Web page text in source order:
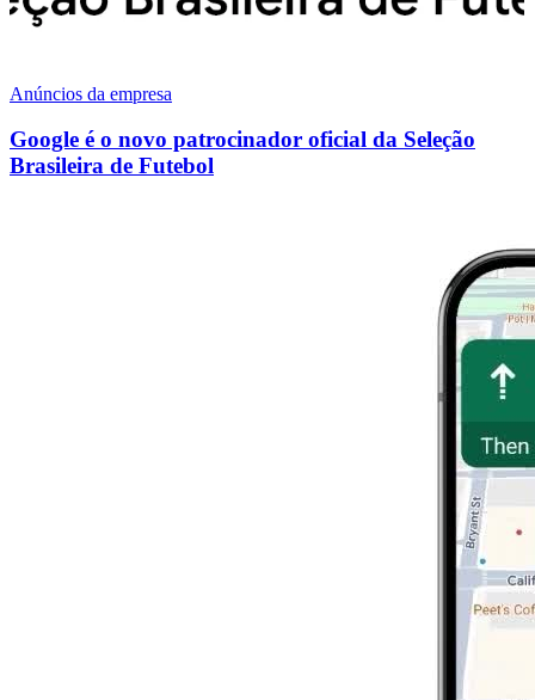
Anúncios da empresa
Google é o novo patrocinador oficial da Seleção
Brasileira de Futebol